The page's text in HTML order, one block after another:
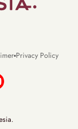
Privacy Policy